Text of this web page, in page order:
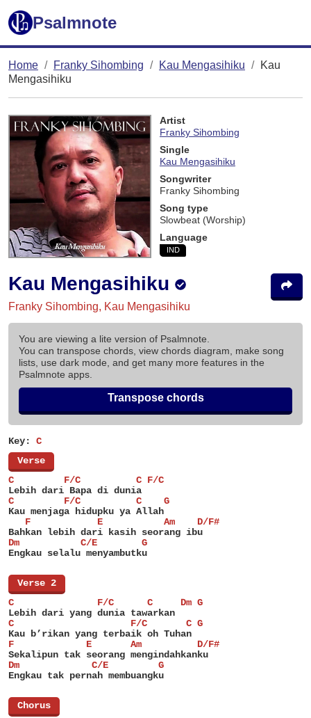
Psalmnote
Home Franky Sihombing Kau Mengasihiku
Kau
Mengasihiku
Artist
Franky Sihombing
Single
Kau Mengasihiku
Songwriter
Franky Sihombing
Song type
Slowbeat (Worship)
Language
IND
Kau Mengasihiku
Franky Sihombing, Kau Mengasihiku
You are viewing a lite version of Psalmnote.
You can transpose chords, view chords diagram, make song
lists, use dark mode, and get many more features in the
Psalmnote apps.
Transpose chords
Key: C
Verse
C         F/C          C F/C
Lebih dari Bapa di dunia
C         F/C          C    G
Kau menjaga hidupku ya Allah
   F            E           Am    D/F#
Bahkan lebih dari kasih seorang ibu
Dm           C/E        G
Engkau selalu menyambutku
Verse 2
C               F/C      C     Dm G
Lebih dari yang dunia tawarkan
C                     F/C       C G
Kau b’rikan yang terbaik oh Tuhan
F             E       Am          D/F#
Sekalipun tak seorang mengindahkanku
Dm             C/E         G
Engkau tak pernah membuangku
Chorus